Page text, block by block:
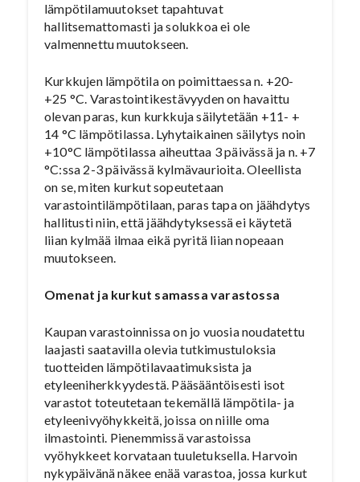
lämpötilamuutokset tapahtuvat
hallitsemattomasti ja solukkoa ei ole
valmennettu muutokseen.
Kurkkujen lämpötila on poimittaessa n. +20-
+25 °C. Varastointikestävyyden on havaittu
olevan paras, kun kurkkuja säilytetään +11- +
14 °C lämpötilassa. Lyhytaikainen säilytys noin
+10°C lämpötilassa aiheuttaa 3 päivässä ja n. +7
°C:ssa 2-3 päivässä kylmävaurioita. Oleellista
on se, miten kurkut sopeutetaan
varastointilämpötilaan, paras tapa on jäähdytys
hallitusti niin, että jäähdytyksessä ei käytetä
liian kylmää ilmaa eikä pyritä liian nopeaan
muutokseen.
Omenat ja kurkut samassa varastossa
Kaupan varastoinnissa on jo vuosia noudatettu
laajasti saatavilla olevia tutkimustuloksia
tuotteiden lämpötilavaatimuksista ja
etyleeniherkkyydestä. Pääsääntöisesti isot
varastot toteutetaan tekemällä lämpötila- ja
etyleenivyöhykkeitä, joissa on niille oma
ilmastointi. Pienemmissä varastoissa
vyöhykkeet korvataan tuuletuksella. Harvoin
nykypäivänä näkee enää varastoa, jossa kurkut